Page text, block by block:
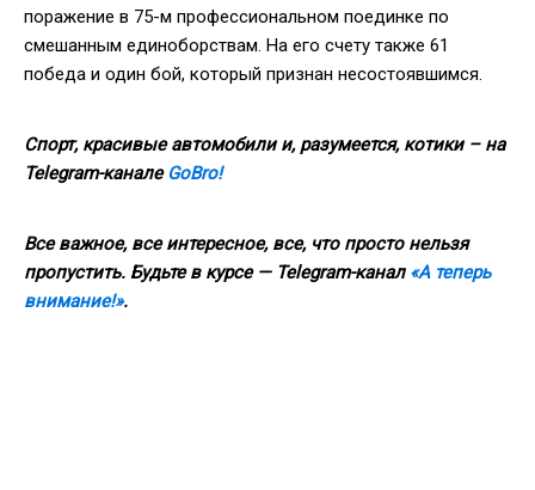
поражение в 75-м профессиональном поединке по
смешанным единоборствам. На его счету также 61
победа и один бой, который признан несостоявшимся.
Спорт, красивые автомобили и, разумеется, котики – на
Telegram-канале GoBro!
Все важное, все интересное, все, что просто нельзя
пропустить. Будьте в курсе — Telegram-канал «А теперь
внимание!».